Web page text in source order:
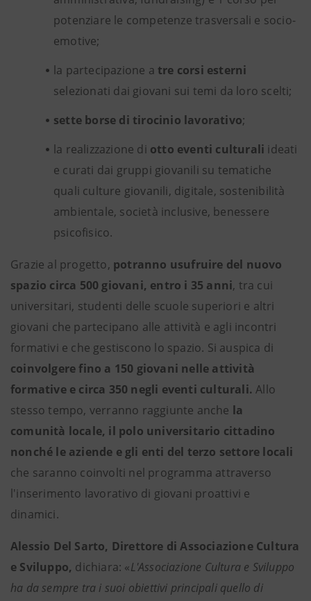
potenziare le competenze trasversali e socio-
emotive;
la partecipazione a tre corsi esterni
selezionati dai giovani sui temi da loro scelti;
sette borse di tirocinio lavorativo;
la realizzazione di otto eventi culturali ideati
e curati dai gruppi giovanili su tematiche
quali culture giovanili, digitale, sostenibilità
ambientale, società inclusive, benessere
psicofisico.
Grazie al progetto, potranno usufruire del nuovo
spazio circa 500 giovani, entro i 35 anni, tra cui
universitari, studenti delle scuole superiori e altri
giovani che partecipano alle attività e agli incontri
formativi e che gestiscono lo spazio. Si auspica di
coinvolgere fino a 150 giovani nelle attività
formative e circa 350 negli eventi culturali. Allo
stesso tempo, verranno raggiunte anche la
comunità locale, il polo universitario cittadino
nonché le aziende e gli enti del terzo settore locali
che saranno coinvolti nel programma attraverso
l'inserimento lavorativo di giovani proattivi e
dinamici.
Alessio Del Sarto, Direttore di Associazione Cultura
e Sviluppo, dichiara: «L'Associazione Cultura e Sviluppo
ha da sempre tra i suoi obiettivi principali quello di